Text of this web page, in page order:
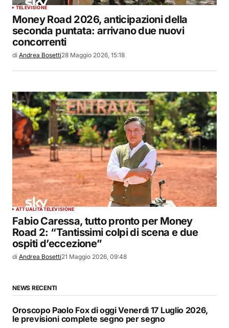
TELEVISIONE
Money Road 2026, anticipazioni della
seconda puntata: arrivano due nuovi
concorrenti
di Andrea Bosetti28 Maggio 2026, 15:18
ATTUALITÀTELEVISIONE
Fabio Caressa, tutto pronto per Money
Road 2: “Tantissimi colpi di scena e due
ospiti d’eccezione”
di Andrea Bosetti21 Maggio 2026, 09:48
NEWS RECENTI
Oroscopo Paolo Fox di oggi Venerdì 17 Luglio 2026,
le previsioni complete segno per segno